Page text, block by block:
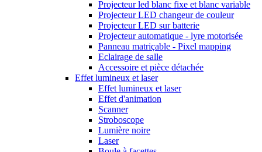
Projecteur led blanc fixe et blanc variable
Projecteur LED changeur de couleur
Projecteur LED sur batterie
Projecteur automatique - lyre motorisée
Panneau matriçable - Pixel mapping
Eclairage de salle
Accessoire et pièce détachée
Effet lumineux et laser
Effet lumineux et laser
Effet d'animation
Scanner
Stroboscope
Lumière noire
Laser